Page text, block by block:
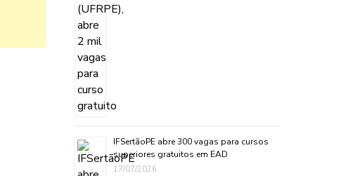
IFSertãoPE abre 300 vagas para cursos
superiores gratuitos em EAD
17/07/2026